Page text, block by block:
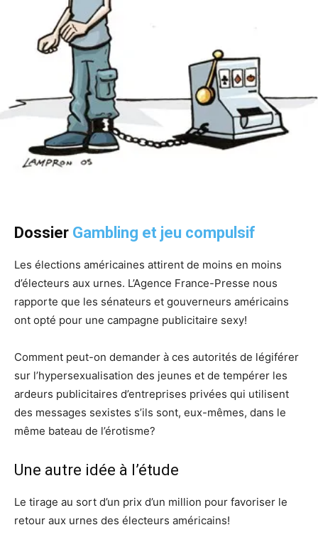
Dossier Gambling et jeu compulsif
Les élections américaines attirent de moins en moins
d’électeurs aux urnes. L’Agence France-Presse nous
rapporte que les sénateurs et gouverneurs américains
ont opté pour une campagne publicitaire sexy!
Comment peut-on demander à ces autorités de légiférer
sur l’hypersexualisation des jeunes et de tempérer les
ardeurs publicitaires d’entreprises privées qui utilisent
des messages sexistes s’ils sont, eux-mêmes, dans le
même bateau de l’érotisme?
Une autre idée à l’étude
Le tirage au sort d’un prix d’un million pour favoriser le
retour aux urnes des électeurs américains!